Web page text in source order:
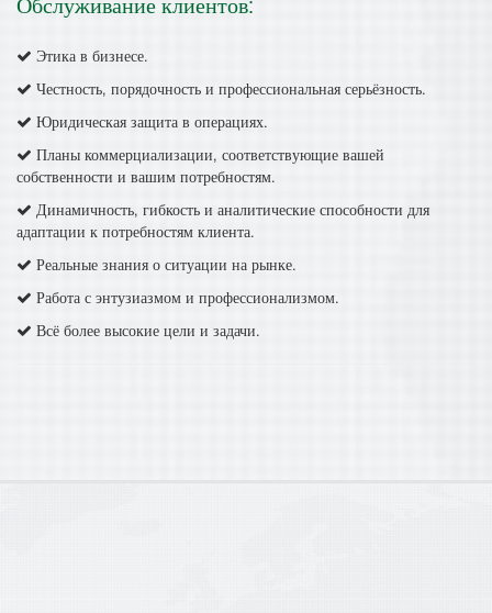
Этика в бизнесе.
Честность, порядочность и профессиональная серьёзность.
Юридическая защита в операциях.
Планы коммерциализации, соответствующие вашей
собственности и вашим потребностям.
Динамичность, гибкость и аналитические способности для
адаптации к потребностям клиента.
Реальные знания о ситуации на рынке.
Работа с энтузиазмом и профессионализмом.
Всё более высокие цели и задачи.